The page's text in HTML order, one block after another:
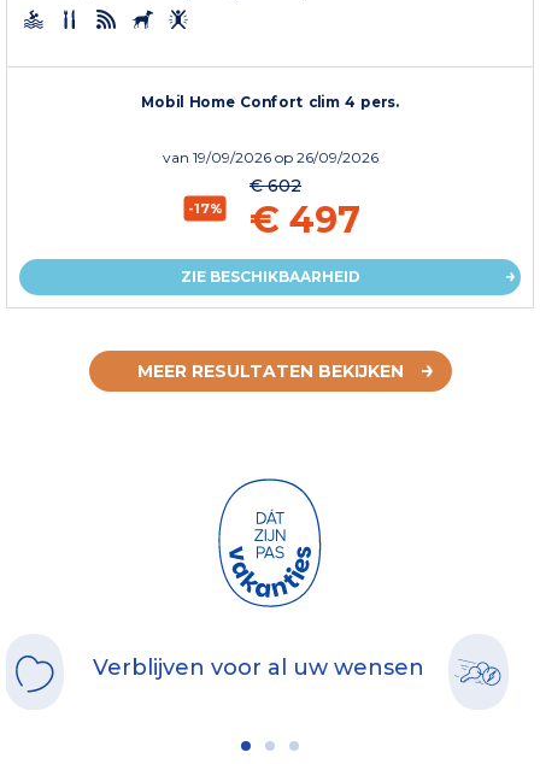
Mobil Home Confort clim 4 pers.
van 19/09/2026 op 26/09/2026
-17%
€ 602
€ 497
ZIE BESCHIKBAARHEID
MEER RESULTATEN BEKIJKEN
Verblijven voor al uw wensen